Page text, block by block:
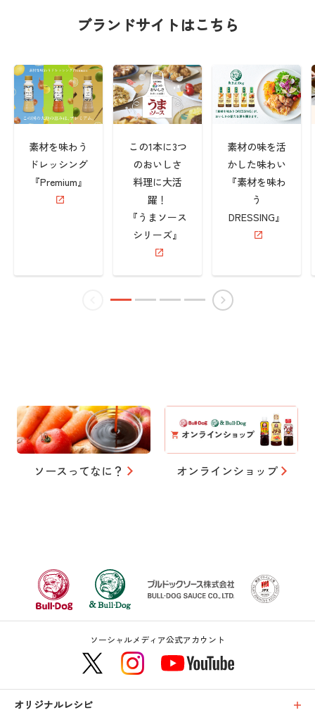
ブランドサイトはこちら
素材を味わう
ドレッシング
『Premium』
この1本に3つ
のおいしさ
料理に大活
躍！
『うまソース
シリーズ』
素材の味を活
かした味わい
『素材を味わ
う
DRESSING』
ソースってなに？ オンラインショップ
ソーシャルメディア公式アカウント
オリジナルレシピ